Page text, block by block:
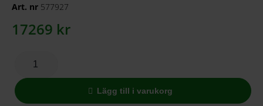
Art. nr 577927
17269 kr
Lägg till i varukorg